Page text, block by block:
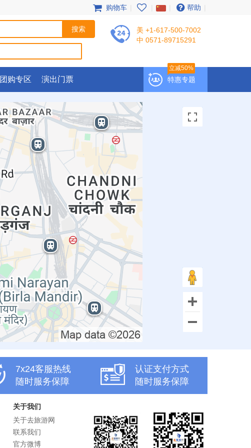
购物车 帮助
美 +1-617-500-7002
中 0571-89715291
团购专区 演出门票 特惠专题
立减50%
7x24客服热线
随时服务保障
认证支付方式
随时服务保障
关于我们
关于去旅游网
联系我们
官方微博